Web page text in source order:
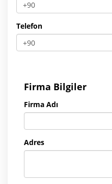
Telefon
Firma Bilgiler
Firma Adı
Adres